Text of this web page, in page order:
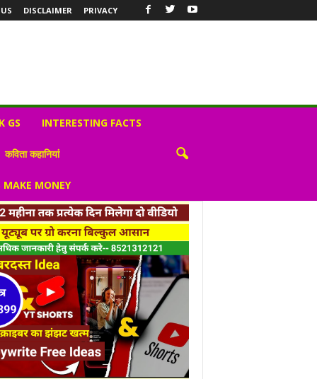
DISCLAIMER PRIVACY
GS INTERESTING FACTS
कविता कहानियां
MONEY